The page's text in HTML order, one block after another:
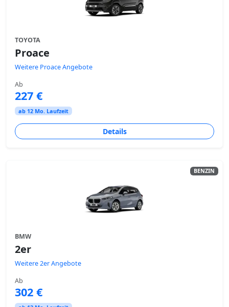
TOYOTA
Proace
Weitere Proace Angebote
Ab
227 €
ab 12 Mo. Laufzeit
Details
BENZIN
BMW
2er
Weitere 2er Angebote
Ab
302 €